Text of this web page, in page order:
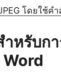
โดยใช้คำ
ำหรับก
Word